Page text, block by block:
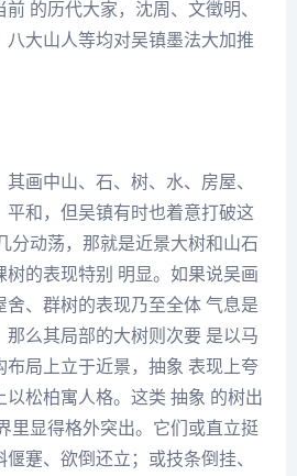
的历代大家， 沈周 、文徵明、
八大山人等均对吴镇墨法大加推
其画中山、石、树、水、房屋、
平和，但吴镇有时也着意打破这
分动荡，那就是近景大树和山石
树的表现特别 明显。如果说吴画
舍、群树的表现乃至全体 气息是
那么其局部的大树则次要 是以马
布局上立于近景，抽象 表现上夸
以松柏寓人格。这类 抽象 的树出
里显得格外突出。它们或直立挺
蹇、欲倒还立；或技条倒挂、